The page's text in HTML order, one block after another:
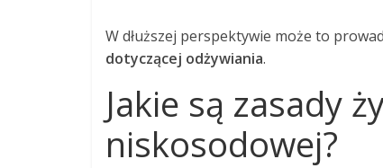
W dłuższej perspektywie może to
dotyczącej odżywiania.
Jakie są zasady
niskosodowej?